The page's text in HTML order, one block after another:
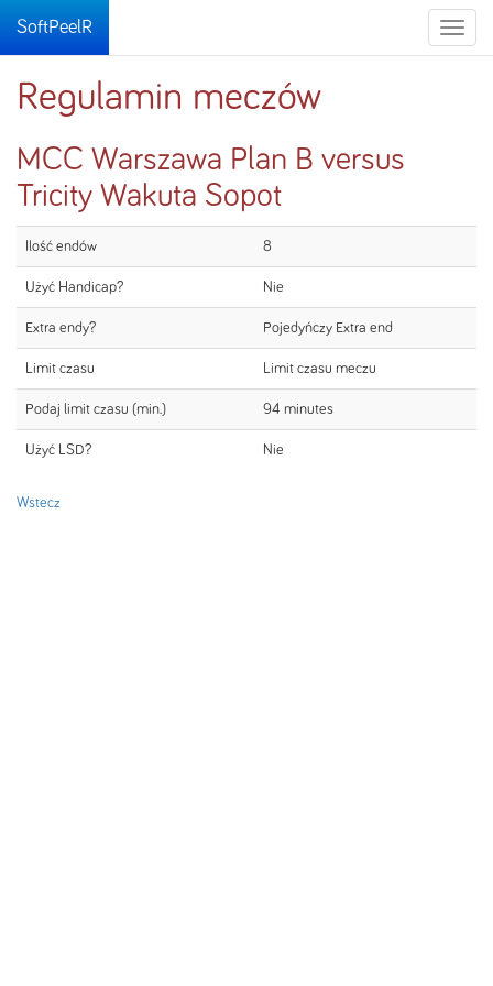
Toggle
SoftPeelR
Regulamin meczów
MCC Warszawa Plan B versus
Tricity Wakuta Sopot
Ilość endów 8
Użyć Handicap? Nie
Extra endy? Pojedyńczy Extra end
Limit czasu Limit czasu meczu
Podaj limit czasu (min.) 94 minutes
Użyć LSD? Nie
Wstecz